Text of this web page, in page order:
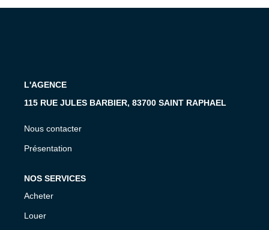
L'AGENCE
115 RUE JULES BARBIER, 83700 SAINT RAPHAEL
Nous contacter
Présentation
NOS SERVICES
Acheter
Louer